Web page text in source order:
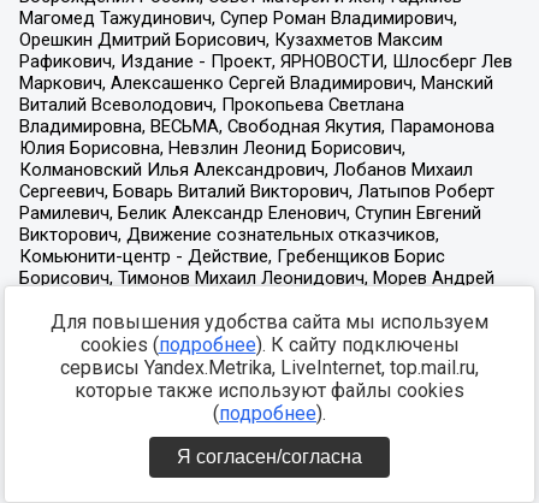
Для повышения удобства сайта мы используем
cookies (подробнее). К сайту подключены
сервисы Yandex.Metrika, LiveInternet, top.mail.ru,
которые также используют файлы cookies
(подробнее).
Я согласен/согласна